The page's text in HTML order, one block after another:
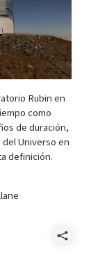
Rubin en
como
de duración,
Universo en
definición.